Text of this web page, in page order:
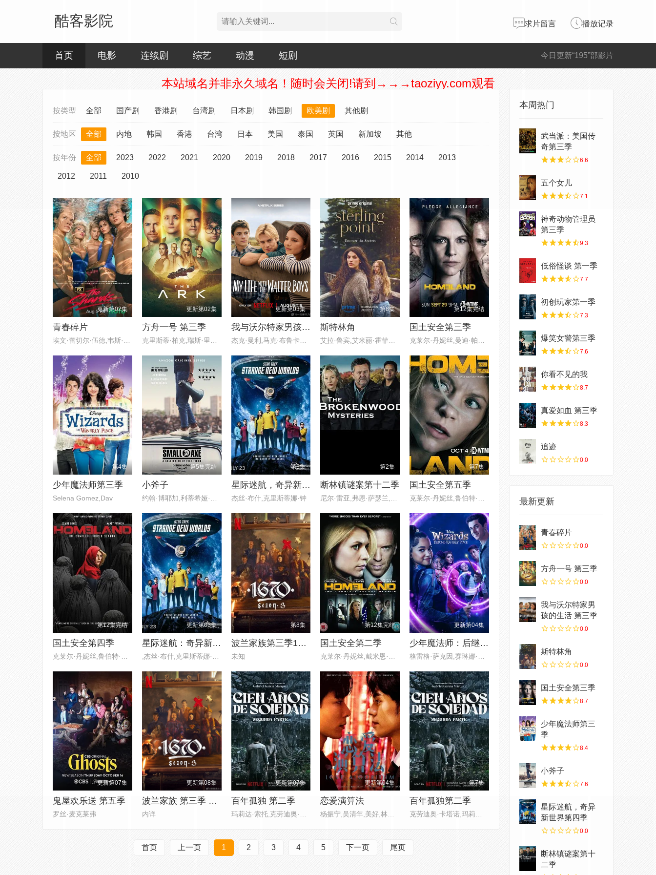
酷客影院 求片留言 播放记录
今日更新“195”部影片
首页 电影 连续剧 综艺 动漫 短剧
本站域名并非永久域名！随时会关闭!请到→→→taoziyy.com观看
按类型 全部 国产剧 香港剧 台湾剧 日本剧 韩国剧 欧美剧 其他剧
按地区 全部 内地 韩国 香港 台湾 日本 美国 泰国 英国 新加坡 其他
按年份 全部 2023 2022 2021 2020 2019 2018 2017 2016 2015 2014 2013
2012 2011 2010
更新第02集
青春碎片
更新第02集
方舟一号 第三季
更新第03集
我与沃尔特家男孩的生活 第三季
第8集
斯特林角
第12集完结
国土安全第三季
第4集
少年魔法师第三季
Selena Gomez,Dav
第5集完结
小斧子
约翰·博耶加,利蒂希娅·赖特,杰
第3集
星际迷航，奇异新世界第四季
杰丝·布什,克里斯蒂娜·钟
第2集
断林镇谜案第十二季
尼尔·雷亚,弗恩·萨瑟兰,克里斯
第7集
国土安全第五季
克莱尔·丹妮丝,鲁伯特·弗兰德,
第12集完结
国土安全第四季
更新第03集
星际迷航：奇异新世界 第四季
第8集
波兰家族第三季1670
未知
第12集完结
国土安全第二季
更新第04集
少年魔法师：后继者 第三季
更新第07集
鬼屋欢乐送 第五季
罗丝·麦克莱弗
更新第08集
波兰家族 第三季 1670
内详
更新第07集
百年孤独 第二季
更新第04集
恋爱演算法
第7集
百年孤独第二季
首页 上一页 1 2 3 4 5 下一页 尾页
本周热门
武当派：美国传
奇第三季
6.6
五个女儿
7.1
神奇动物管理员
第三季
9.3
低俗怪谈 第一季
7.7
初创玩家第一季
7.3
爆笑女警第三季
7.6
你看不见的我
8.7
真爱如血 第三季
8.3
追迹
0.0
最新更新
青春碎片
0.0
方舟一号 第三季
0.0
我与沃尔特家男
孩的生活 第三季
0.0
斯特林角
0.0
国土安全第三季
8.7
少年魔法师第三
季
8.4
小斧子
7.6
星际迷航，奇异
新世界第四季
0.0
断林镇谜案第十
二季